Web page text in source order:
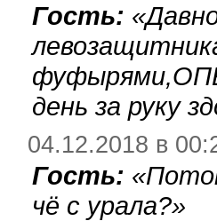
Гость: «
день за руку
04.12.2018 в
Гость: «
чё с урала?»